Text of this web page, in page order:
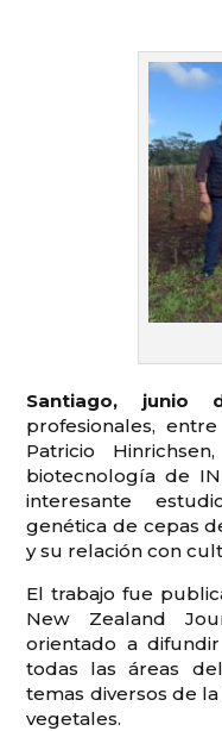
Santiago, junio
profesionales,
Patricio
biotecnología de
interesante
genética de cepas
y su relación con
El trabajo fue
New Zealand
orientado a
todas las áreas
temas diversos de la
vegetales.